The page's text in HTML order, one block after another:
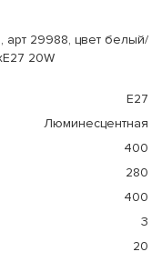
арт 29988, цвет белый/
20W
E27
Люминесцентная
400
280
400
3
20